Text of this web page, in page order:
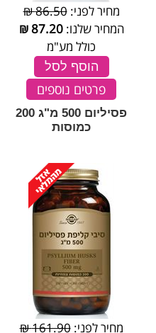
מחיר לפני:86.50 ₪
המחיר שלנו:87.20
₪
כולל מע"מ
הוסף לסל
פרטים נוספים
פסיליום 500 מ"ג 200
כמוסות
מחיר לפני:161.90 ₪